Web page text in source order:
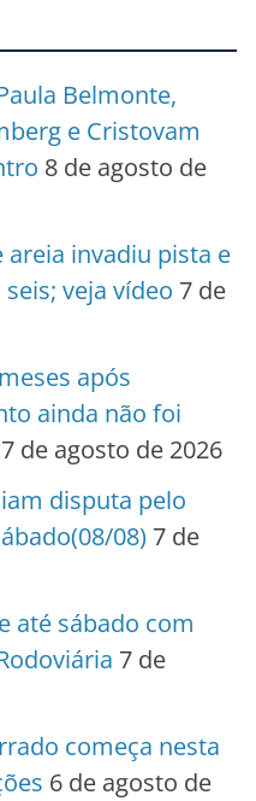
Belmonte,
e Cristovam
8 de agosto de
invadiu pista e
veja vídeo 7 de
após
ainda não foi
7 de agosto de 2026
disputa pelo
08) 7 de
até sábado com
7 de
começa nesta
6 de agosto de